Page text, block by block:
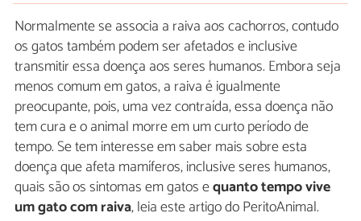
Normalmente se associa a raiva aos cachorros, contudo
os gatos também podem ser afetados e inclusive
transmitir essa doença aos seres humanos. Embora seja
menos comum em gatos, a raiva é igualmente
preocupante, pois, uma vez contraída, essa doença não
tem cura e o animal morre em um curto período de
tempo. Se tem interesse em saber mais sobre esta
doença que afeta mamíferos, inclusive seres humanos,
quais são os sintomas em gatos equanto tempo vive
um gato com raiva, leia este artigo do PeritoAnimal.